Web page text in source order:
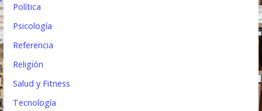
Política
Psicología
Referencia
Religión
Salud y Fitness
Tecnología